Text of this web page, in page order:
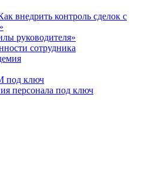
внедрить контроль сделок с
руководителя»
сотрудника
под ключ
персонала под ключ